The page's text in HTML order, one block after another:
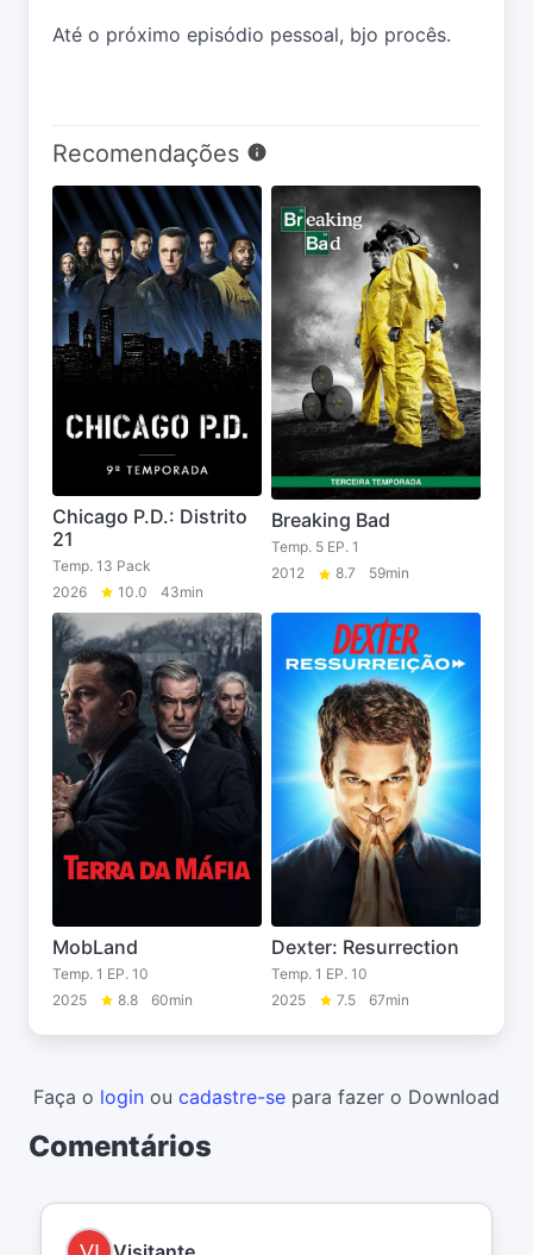
Até o próximo episódio pessoal, bjo procês.
Recomendações
Chicago P.D.: Distrito
21
Temp. 13 Pack
2026
10.0 43min
Breaking Bad
Temp. 5 EP. 1
2012
8.7 59min
MobLand
Temp. 1 EP. 10
2025
8.8 60min
Dexter: Resurrection
Temp. 1 EP. 10
2025
7.5 67min
Faça o login ou cadastre-se para fazer o Download
Comentários